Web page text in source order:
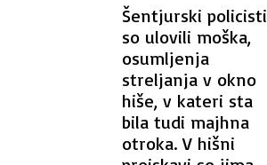
Šentjurski policisti
so ulovili moška,
osumljenja
streljanja v okno
hiše, v kateri sta
bila tudi majhna
otroka. V hišni